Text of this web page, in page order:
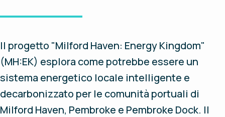
Il progetto "Milford Haven: Energy Kingdom"
(MH:EK) esplora come potrebbe essere un
sistema energetico locale intelligente e
decarbonizzato per le comunità portuali di
Milford Haven, Pembroke e Pembroke Dock. Il